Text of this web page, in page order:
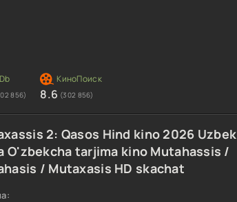
856) 8.6 (302 856)
2: Qasos Hind kino 2026 Uzbek
O'zbekcha tarjima kino Mutahassis /
/ Mutaxasis HD skachat